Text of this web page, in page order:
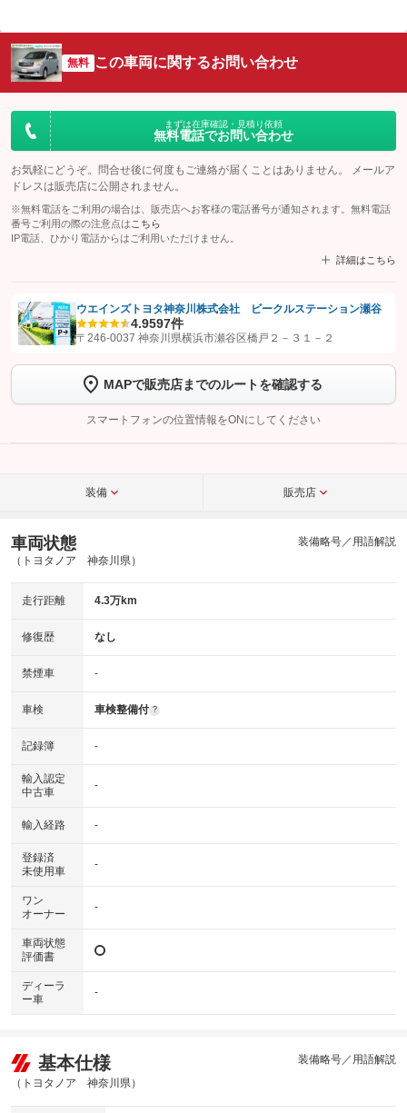
無料 この車両に関するお問い合わせ
まずは在庫確認・見積り依頼
無料電話でお問い合わせ
お気軽にどうぞ。問合せ後に何度もご連絡が届くことはありません。 メールア
ドレスは販売店に公開されません。
※無料電話をご利用の場合は、販売店へお客様の電話番号が通知されます。無料電話
番号ご利用の際の注意点は こちら
IP電話、ひかり電話からはご利用いただけません。
詳細はこちら
【STEP1】認証画面でグーネットを友だち追加してから「許可する」ボタンを押
トーク画面で
ボタンをタップして問い合わせを
完了してください。
こちら
ウエインズトヨタ神奈川株式会社 ビークルステーション瀬谷
4.9597件
〒246-0037 神奈川県横浜市瀬谷区橋戸２－３１－２
MAPで販売店までのルートを確認する
スマートフォンの位置情報をONにしてください
装備 販売店
車両状態
（トヨタノア 神奈川県）
装備略号／用語解説
走行距離 4.3万km
修復歴 なし
禁煙車 -
車検 車検整備付 ?
記録簿 -
輸入認定
中古車
-
輸入経路 -
登録済
未使用車
-
ワン
オーナー
-
車両状態
評価書
ディーラ
ー車
-
基本仕様
（トヨタノア 神奈川県）
装備略号／用語解説